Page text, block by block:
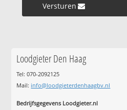
Versturen »
Loodgieter Den Haag
Tel: 070-2092125
Mail: info@loodgieterdenhaagbv.nl
Bedrijfsgegevens Loodgieter.nl